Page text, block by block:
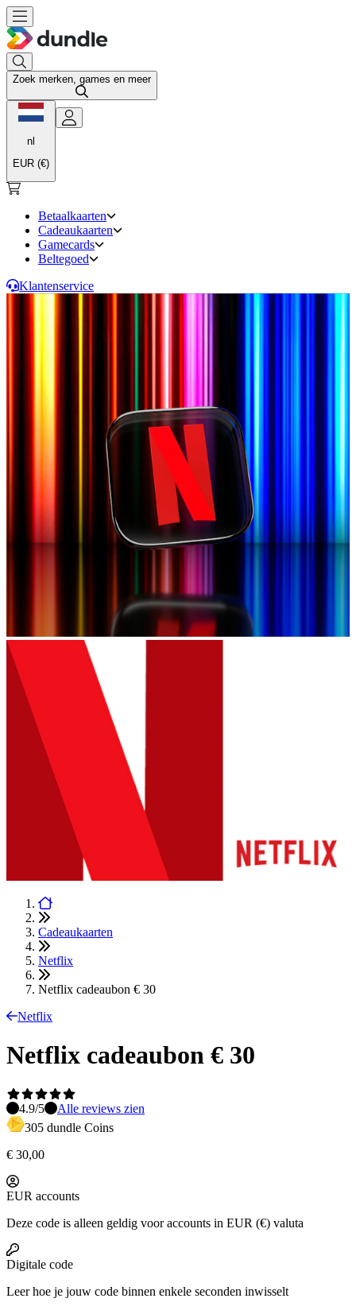
Zoek merken, games en meer
nl
EUR (€)
Betaalkaarten
Cadeaukaarten
Gamecards
Beltegoed
Klantenservice
Cadeaukaarten
Netflix
Netflix cadeaubon € 30
Netflix
Netflix cadeaubon € 30
4.9/5
Alle reviews zien
305 dundle Coins
€ 30,00
EUR accounts
Deze code is alleen geldig voor accounts in EUR (€) valuta
Digitale code
Leer hoe je jouw code binnen enkele seconden inwisselt